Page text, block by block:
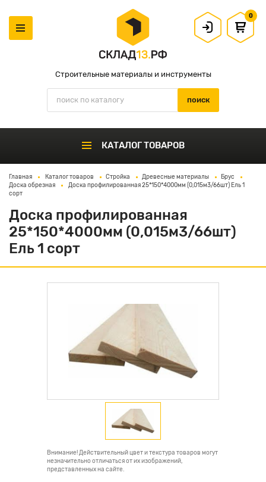
Строительные материалы и инструменты
0
КАТАЛОГ ТОВАРОВ
Главная Каталог товаров Стройка Древесные материалы
Брус
Доска обрезная
Доска профилированная 25*150*4000мм (0,015м3/66шт) Ель 1
сорт
Доска профилированная
25*150*4000мм (0,015м3/66шт)
Ель 1 сорт
Внимание! Действительный цвет и текстура товаров могут
незначительно отличаться от их изображений,
представленных на сайте.